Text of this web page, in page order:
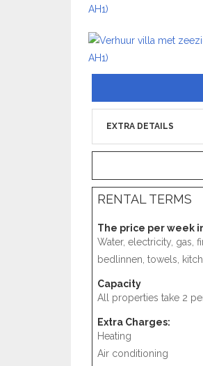
EXTRA DETAILS
RENTAL TERMS
The price per week
Water, electricity, gas,
bedlinnen, towels,
Capacity
All properties take 2
Extra Charges:
Heating
Air conditioning